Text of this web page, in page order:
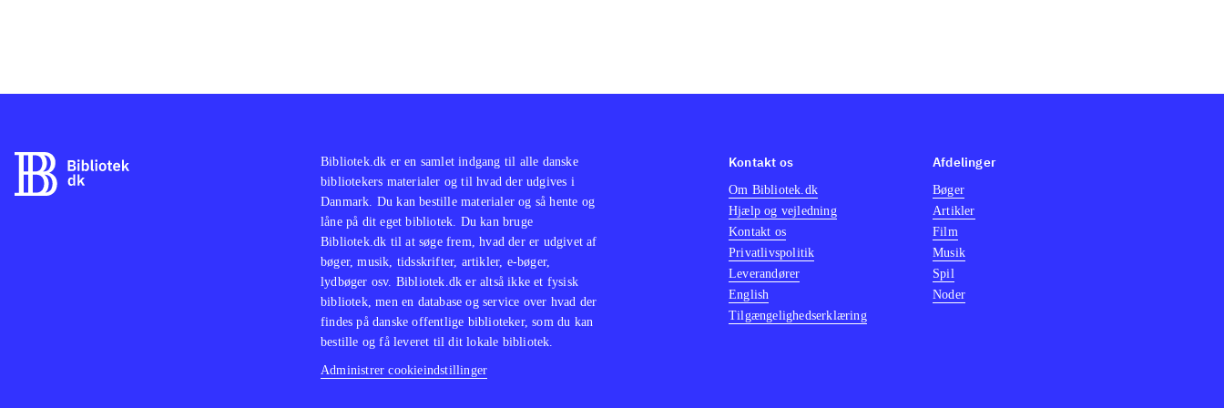
Bibliotek.dk er en samlet indgang til alle danske
bibliotekers materialer og til hvad der udgives i
Danmark. Du kan bestille materialer og så hente og
låne på dit eget bibliotek. Du kan bruge
Bibliotek.dk til at søge frem, hvad der er udgivet af
bøger, musik, tidsskrifter, artikler, e-bøger,
lydbøger osv. Bibliotek.dk er altså ikke et fysisk
bibliotek, men en database og service over hvad der
findes på danske offentlige biblioteker, som du kan
bestille og få leveret til dit lokale bibliotek.
Administrer cookieindstillinger
Kontakt os
Om Bibliotek.dk
Hjælp og vejledning
Kontakt os
Privatlivspolitik
Leverandører
English
Tilgængelighedserklæring
Afdelinger
Bøger
Artikler
Film
Musik
Spil
Noder